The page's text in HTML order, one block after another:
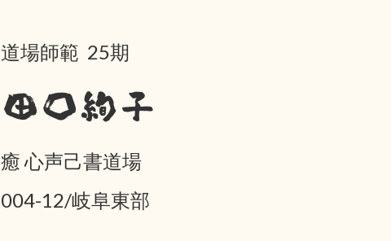
道場師範 25期
田口絢子
癒 心声己書道場
004-12/岐阜東部